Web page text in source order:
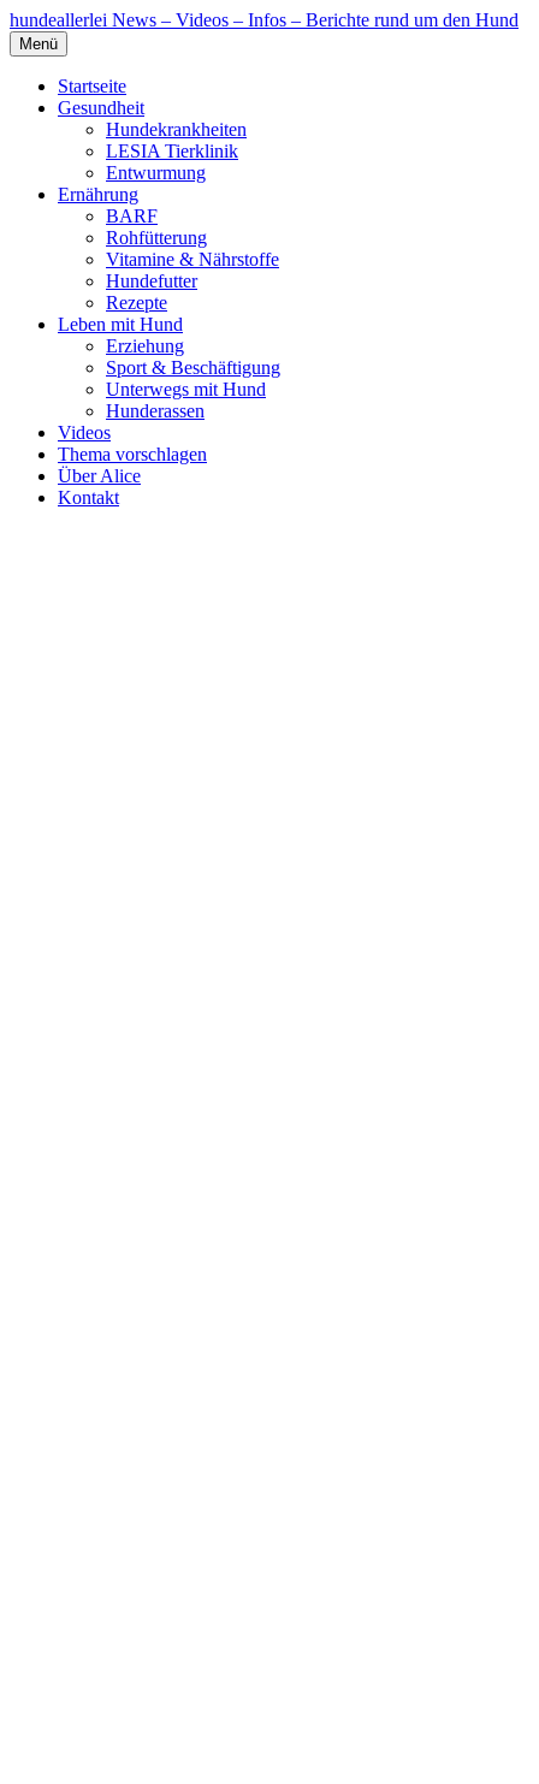
hundeallerlei News – Videos – Infos – Berichte rund um den Hund
Menü
Startseite
Gesundheit
Hundekrankheiten
LESIA Tierklinik
Entwurmung
Ernährung
BARF
Rohfütterung
Vitamine & Nährstoffe
Hundefutter
Rezepte
Leben mit Hund
Erziehung
Sport & Beschäftigung
Unterwegs mit Hund
Hunderassen
Videos
Thema vorschlagen
Über Alice
Kontakt